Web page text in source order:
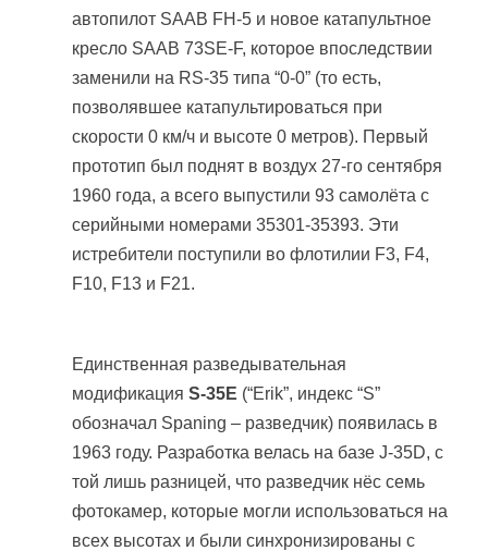
автопилот SAAB FH-5 и новое катапультное
кресло SAAB 73SE-F, которое впоследствии
заменили на RS-35 типа “0-0” (то есть,
позволявшее катапультироваться при
скорости 0 км/ч и высоте 0 метров). Первый
прототип был поднят в воздух 27-го сентября
1960 года, а всего выпустили 93 самолёта с
серийными номерами 35301-35393. Эти
истребители поступили во флотилии F3, F4,
F10, F13 и F21.
Единственная разведывательная
модификация S-35E (“Erik”, индекс “S”
обозначал Spaning – разведчик) появилась в
1963 году. Разработка велась на базе J-35D, с
той лишь разницей, что разведчик нёс семь
фотокамер, которые могли использоваться на
всех высотах и были синхронизированы с